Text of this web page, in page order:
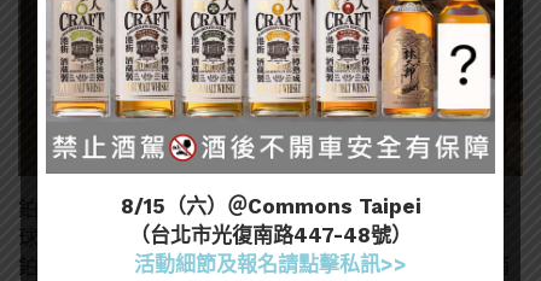
鉑仕麥威士忌以卓越的品質和三次蒸餾細緻口感征服全
球品酒愛好者，其酒款完美平衡了醇厚與豐富的層次，
鉑仕麥更從12年的威士忌就開始為單一麥芽的全系列酒
8/15（六）＠Commons Taipei
（台北市光復南路447-48號）
活動細節及報名請點擊私訊>>